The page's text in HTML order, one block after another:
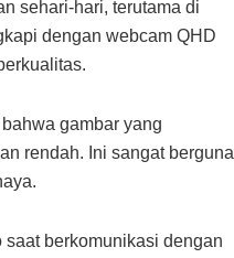
sehari-hari, terutama di
dengan webcam QHD
gambar yang
rendah. Ini sangat berguna
berkomunikasi dengan